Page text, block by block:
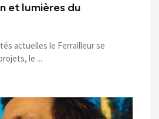
et lumières du
actuelles le Ferrailleur se
le ...